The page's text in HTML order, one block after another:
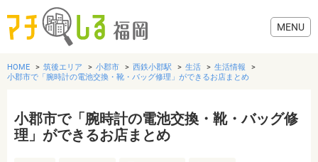
グルメ
HOME 筑後エリア 小郡市 西鉄小郡駅 生活
生活情報
小郡市で「腕時計の電池交換・靴・バッグ修理」ができるお店まとめ
小郡市で「腕時計の電池交換・靴・バッグ修
理」ができるお店まとめ